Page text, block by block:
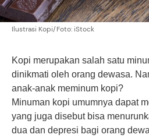
Ilustrasi Kopi/Foto: iStock
Kopi merupakan salah satu
dinikmati oleh orang dewasa.
anak-anak meminum kopi?
Minuman kopi umumnya dapat
yang juga disebut bisa
dua dan depresi bagi orang